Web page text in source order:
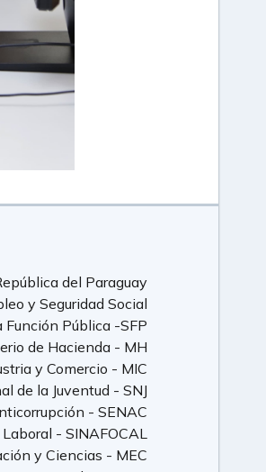
del Paraguay
y Seguridad Social
Función Pública -SFP
de Hacienda - MH
y Comercio - MIC
de la Juventud - SNJ
- SENAC
- SINAFOCAL
y Ciencias - MEC